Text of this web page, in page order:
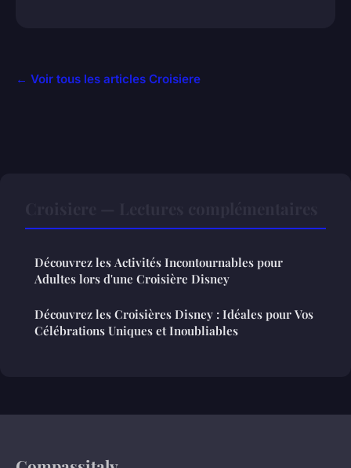
← Voir tous les articles Croisiere
Découvrez les Activités Incontournables pour
Adultes lors d'une Croisière Disney
Découvrez les Croisières Disney : Idéales pour Vos
Célébrations Uniques et Inoubliables